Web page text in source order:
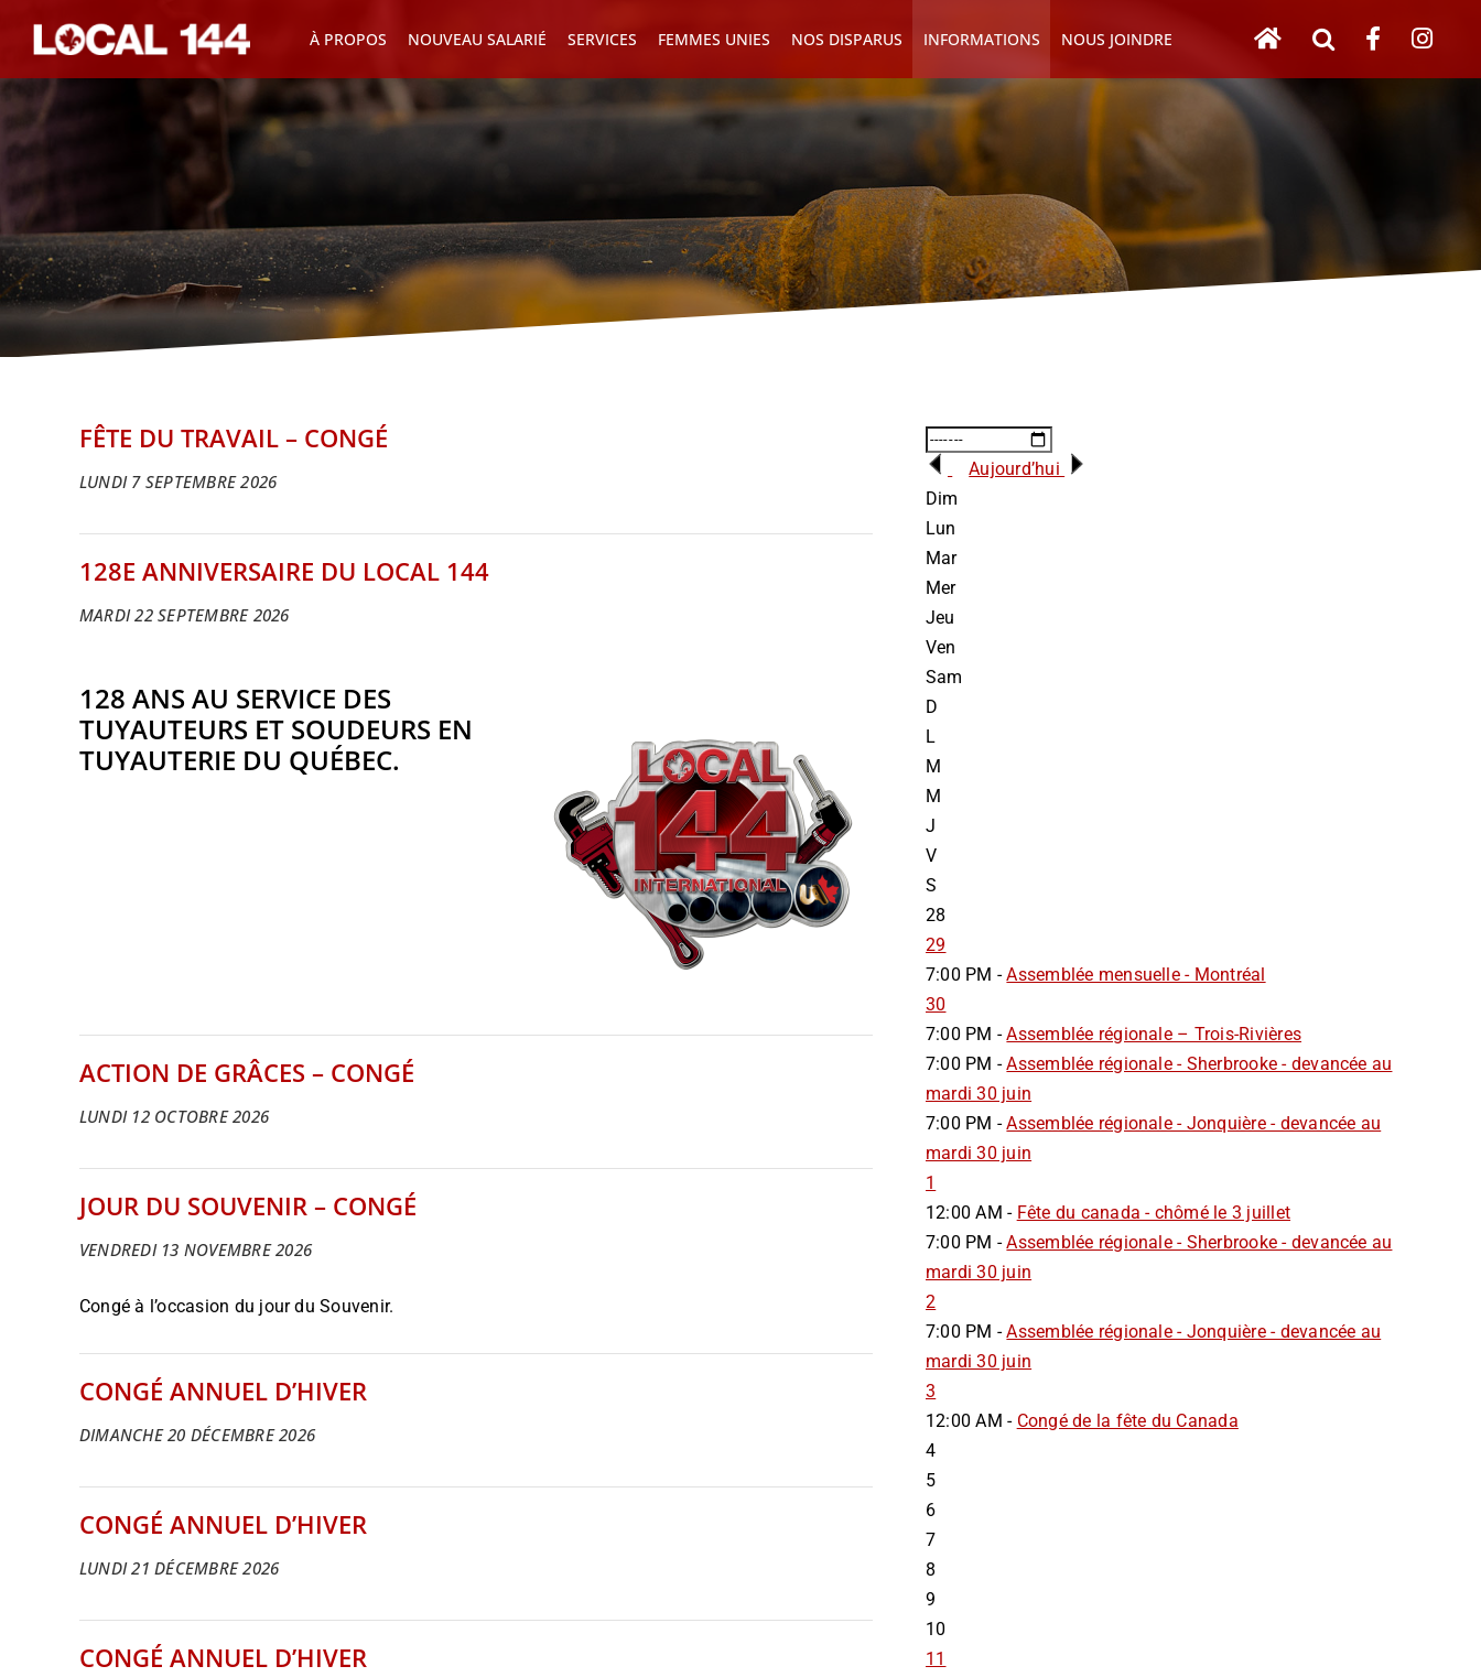
content
À PROPOS NOUVEAU SALARIÉ SERVICES FEMMES UNIES NOS DISPARUS INFORMATIONS NOUS JOINDRE
FÊTE DU TRAVAIL – CONGÉ
LUNDI 7 SEPTEMBRE 2026
128E ANNIVERSAIRE DU LOCAL 144
MARDI 22 SEPTEMBRE 2026
128 ANS AU SERVICE DES
TUYAUTEURS ET SOUDEURS EN
TUYAUTERIE DU QUÉBEC.
ACTION DE GRÂCES – CONGÉ
LUNDI 12 OCTOBRE 2026
JOUR DU SOUVENIR – CONGÉ
VENDREDI 13 NOVEMBRE 2026
Congé à l’occasion du jour du Souvenir.
CONGÉ ANNUEL D’HIVER
DIMANCHE 20 DÉCEMBRE 2026
CONGÉ ANNUEL D’HIVER
LUNDI 21 DÉCEMBRE 2026
CONGÉ ANNUEL D’HIVER
Aujourd’hui
Dim
Lun
Mar
Mer
Jeu
Ven
Sam
D
L
M
M
J
V
S
28
29
7:00 PM -Assemblée mensuelle - Montréal
30
7:00 PM -Assemblée régionale – Trois-Rivières
7:00 PM -Assemblée régionale - Sherbrooke - devancée au
mardi 30 juin
7:00 PM -Assemblée régionale - Jonquière - devancée au
mardi 30 juin
1
12:00 AM - Fête du canada - chômé le 3 juillet
7:00 PM -Assemblée régionale - Sherbrooke - devancée au
mardi 30 juin
2
7:00 PM -Assemblée régionale - Jonquière - devancée au
mardi 30 juin
3
12:00 AM - Congé de la fête du Canada
4
5
6
7
8
9
10
11